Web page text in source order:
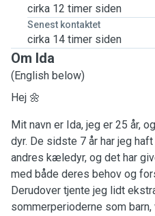
cirka 12 timer siden
Senest kontaktet
cirka 14 timer siden
Om Ida
(English below)
Hej 🌼
Mit navn er Ida, jeg er 25 år,
dyr. De sidste 7 år har jeg
andres kæledyr, og det har
med både deres behov og
Derudover tjente jeg lidt
sommerperioderne som